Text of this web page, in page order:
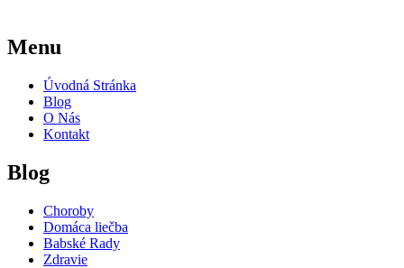
Menu
Úvodná Stránka
Blog
O Nás
Kontakt
Blog
Choroby
Domáca liečba
Babské Rady
Zdravie